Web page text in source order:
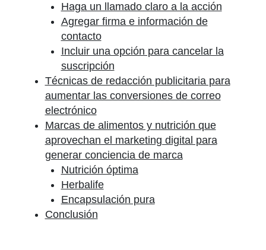
Haga un llamado claro a la acción
Agregar firma e información de
contacto
Incluir una opción para cancelar la
suscripción
Técnicas de redacción publicitaria para
aumentar las conversiones de correo
electrónico
Marcas de alimentos y nutrición que
aprovechan el marketing digital para
generar conciencia de marca
Nutrición óptima
Herbalife
Encapsulación pura
Conclusión